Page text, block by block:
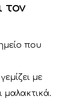
τον
που
με